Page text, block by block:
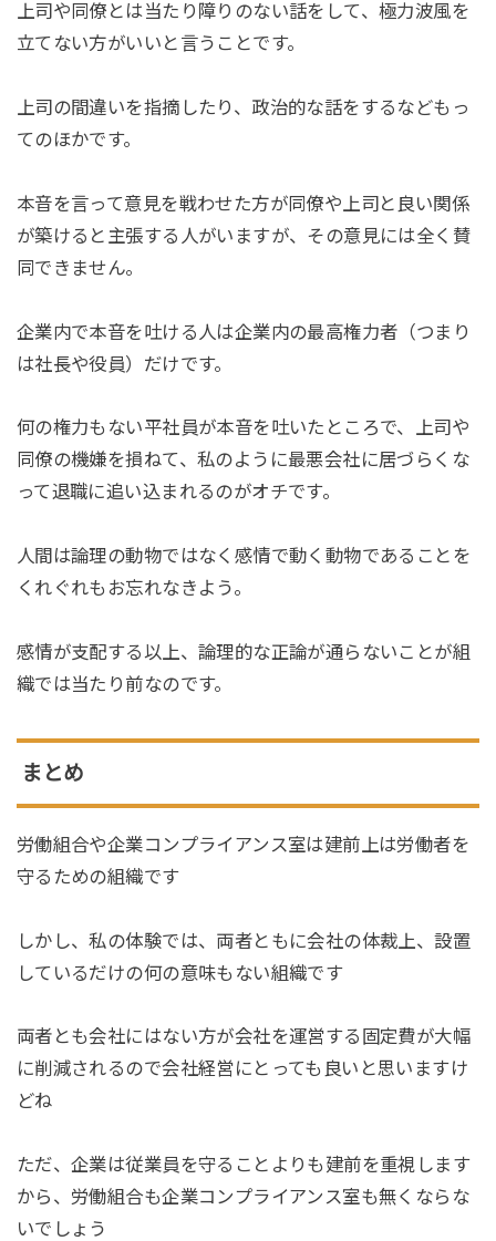
上司や同僚とは当たり障りのない話をして、極力波風を
立てない方がいいと言うことです。
上司の間違いを指摘したり、政治的な話をするなどもっ
てのほかです。
本音を言って意見を戦わせた方が同僚や上司と良い関係
が築けると主張する人がいますが、その意見には全く賛
同できません。
企業内で本音を吐ける人は企業内の最高権力者（つまり
は社長や役員）だけです。
何の権力もない平社員が本音を吐いたところで、上司や
同僚の機嫌を損ねて、私のように最悪会社に居づらくな
って退職に追い込まれるのがオチです。
人間は論理の動物ではなく感情で動く動物であることを
くれぐれもお忘れなきよう。
感情が支配する以上、論理的な正論が通らないことが組
織では当たり前なのです。
まとめ
労働組合や企業コンプライアンス室は建前上は労働者を
守るための組織です
しかし、私の体験では、両者ともに会社の体裁上、設置
しているだけの何の意味もない組織です
両者とも会社にはない方が会社を運営する固定費が大幅
に削減されるので会社経営にとっても良いと思いますけ
どね
ただ、企業は従業員を守ることよりも建前を重視します
から、労働組合も企業コンプライアンス室も無くならな
いでしょう